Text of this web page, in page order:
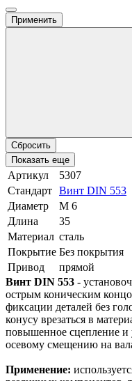
Применить
Сбросить
Показать еще
Артикул
5307
Стандарт Винт DIN 553
Диаметр
М 6
Длина
35
Материал сталь
Покрытие Без покрытия
Привод
прямой
Винт DIN 553 -
острым коническим
фиксации деталей без
конусу врезаться в
повышенное сцепление и
осевому смещению на
Применение: